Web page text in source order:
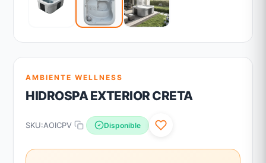
AMBIENTE WELLNESS
HIDROSPA EXTERIOR CRETA
SKU:AOICPV Disponible